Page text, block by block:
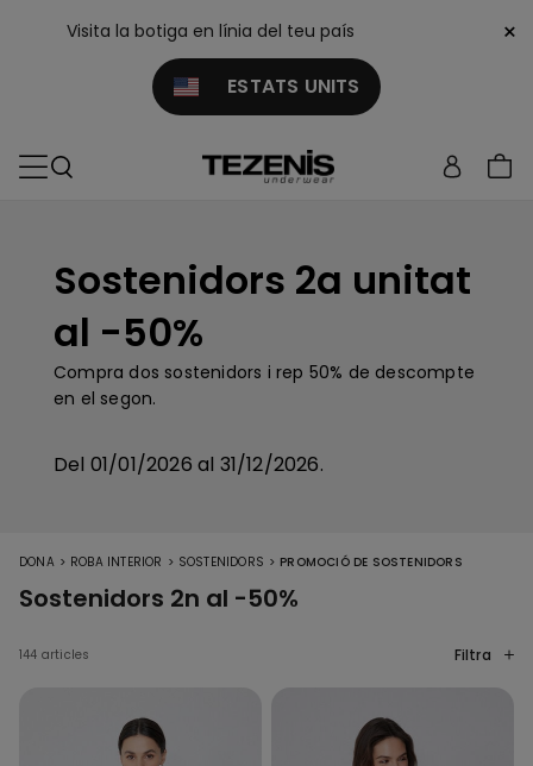
Visita la botiga en línia del teu país
ESTATS UNITS
×
Sostenidors 2a unitat
al -50%
Compra dos sostenidors i rep 50% de descompte
en el segon.
Del 01/01/2026 al 31/12/2026.
DONA > ROBA INTERIOR > SOSTENIDORS > PROMOCIÓ DE SOSTENIDORS
Sostenidors 2n al -50%
144 articles Filtra